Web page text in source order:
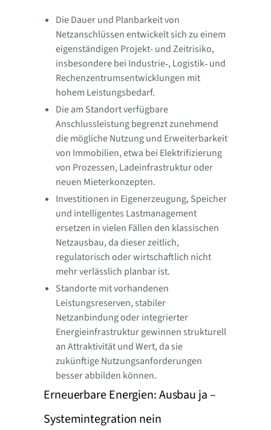
Die Dauer und Planbarkeit von
Netzanschlüssen entwickelt sich zu einem
eigenständigen Projekt- und Zeitrisiko,
insbesondere bei Industrie‑, Logistik‑ und
Rechenzentrumsentwicklungen mit
hohem Leistungsbedarf.
Die am Standort verfügbare
Anschlussleistung begrenzt zunehmend
die mögliche Nutzung und Erweiterbarkeit
von Immobilien, etwa bei Elektrifizierung
von Prozessen, Ladeinfrastruktur oder
neuen Mieterkonzepten.
Investitionen in Eigenerzeugung, Speicher
und intelligentes Lastmanagement
ersetzen in vielen Fällen den klassischen
Netzausbau, da dieser zeitlich,
regulatorisch oder wirtschaftlich nicht
mehr verlässlich planbar ist.
Standorte mit vorhandenen
Leistungsreserven, stabiler
Netzanbindung oder integrierter
Energieinfrastruktur gewinnen strukturell
an Attraktivität und Wert, da sie
zukünftige Nutzungsanforderungen
besser abbilden können.
Erneuerbare Energien: Ausbau ja –
Systemintegration nein